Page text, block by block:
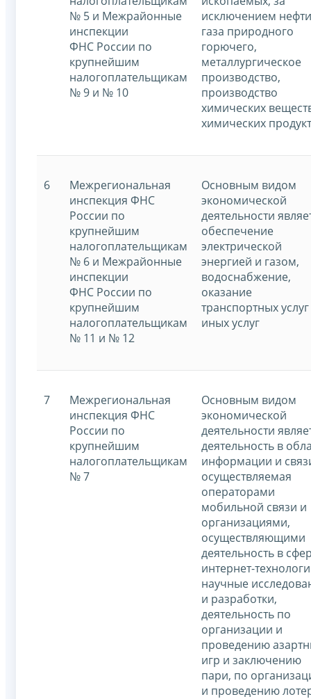
№ 5 и Межрайонные
инспекции
ФНС России по
крупнейшим
налогоплательщикам
№ 9 и № 10
исключением
газа природного
горючего,
металлургическое
производство,
производство
химических
химических
6
Межрегиональная
инспекция ФНС
России по
крупнейшим
налогоплательщикам
№ 6 и Межрайонные
инспекции
ФНС России по
крупнейшим
налогоплательщикам
№ 11 и № 12
Основным видом
экономической
деятельности
обеспечение
электрической
энергией и газом,
водоснабжение,
оказание
транспортных
иных услуг
7
Межрегиональная
инспекция ФНС
России по
крупнейшим
налогоплательщикам
№ 7
Основным видом
экономической
деятельности
деятельность в
информации и
осуществляемая
операторами
мобильной связи и
организациями,
осуществляющими
деятельность в
интернет-
научные
и разработки,
деятельность по
организации и
проведению
игр и заключению
пари, по
и проведению